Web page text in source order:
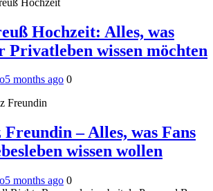
Hochzeit: Alles, was
Privatleben wissen möchten
5 months ago 0
– Alles, was Fans
wissen wollen
5 months ago 0